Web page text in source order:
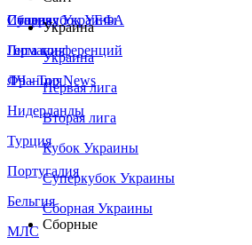
Сборная Украины
Италия
Германия
Франция
Нидерланды
Турция
Португалия
Бельгия
МЛС
Суперкубок УЕФА
Лига конференций
ЛЧ - Top News
Украина
Украина
Первая лига
Вторая лига
Кубок Украины
Суперкубок Украины
Сборная Украины
Сборные